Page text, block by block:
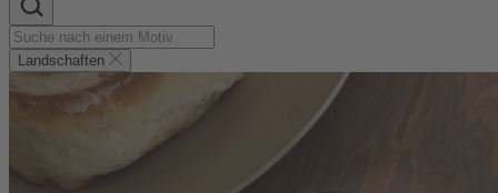
Landschaften